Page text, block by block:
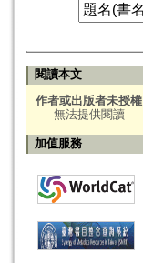
閱讀本文
作者或出版者未授權
無法提供閱讀
加值服務